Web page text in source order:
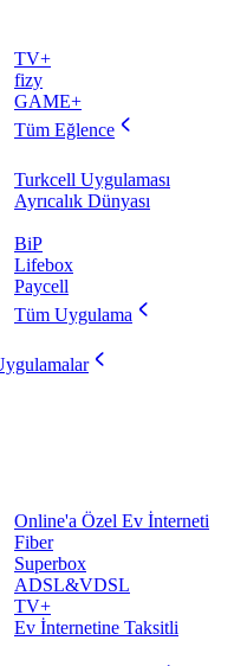
TV+
fizy
GAME+
Tüm Eğlence
Turkcell Uygulaması
Ayrıcalık Dünyası
BiP
Lifebox
Paycell
Tüm Uygulama
Online'a Özel Ev İnterneti
Fiber
Superbox
ADSL&VDSL
TV+
Ev İnternetine Taksitli